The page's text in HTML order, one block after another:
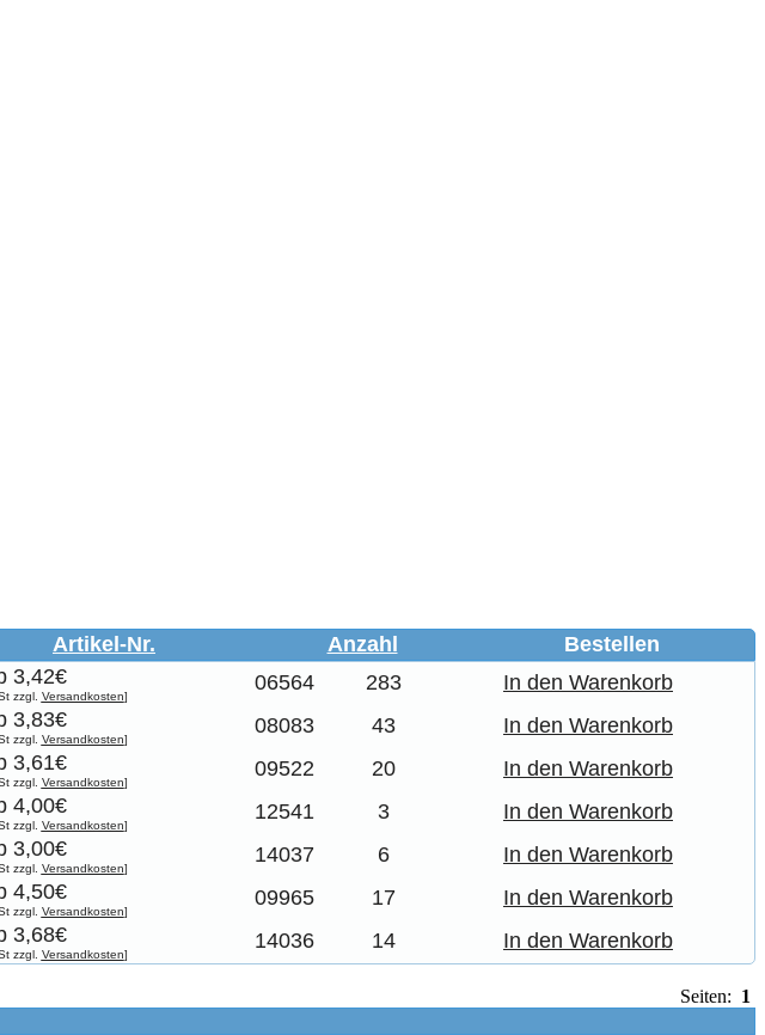
Artikel-Nr. Anzahl
Bestellen
3,42€
zzgl. Versandkosten]
06564 283
In den Warenkorb
3,83€
zzgl. Versandkosten]
08083 43
In den Warenkorb
3,61€
zzgl. Versandkosten]
09522 20
In den Warenkorb
4,00€
zzgl. Versandkosten]
12541 3
In den Warenkorb
3,00€
zzgl. Versandkosten]
14037 6
In den Warenkorb
4,50€
zzgl. Versandkosten]
09965 17
In den Warenkorb
3,68€
zzgl. Versandkosten]
14036 14 In den Warenkorb
Seiten: 1